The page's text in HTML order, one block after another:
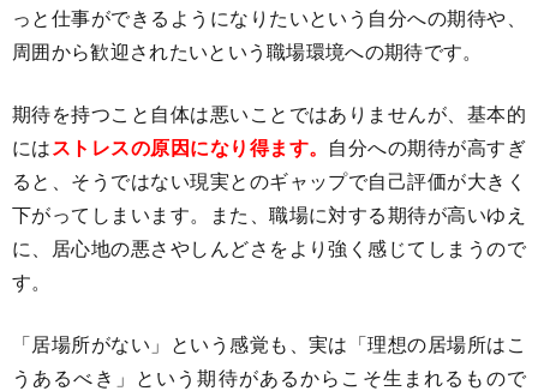
っと仕事ができるようになりたいという自分への期待や、
周囲から歓迎されたいという職場環境への期待です。
期待を持つこと自体は悪いことではありませんが、基本的
にはストレスの原因になり得ます。 自分への期待が高すぎ
ると、そうではない現実とのギャップで自己評価が大きく
下がってしまいます。また、職場に対する期待が高いゆえ
に、居心地の悪さやしんどさをより強く感じてしまうので
す。
「居場所がない」という感覚も、実は「理想の居場所はこ
うあるべき」という期待があるからこそ生まれるもので